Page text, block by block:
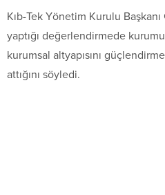
Kıb-Tek Yönetim Kurulu
yaptığı değerlendirmede
kurumsal altyapısını
attığını söyledi.